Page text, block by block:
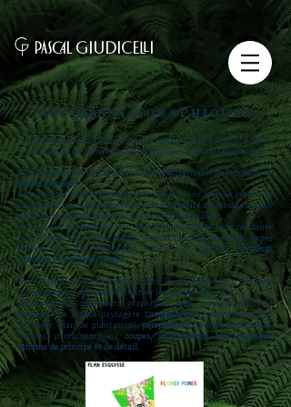
PASCAL GIUDICELLI
DOCUMENTS GRAPHIQUES
«Le dessin est une lutte entre la nature et l'artiste. Il ne s'agit
pas pour lui de copier, mais d'interpréter. »Charles Baudelaire
L’illustration fait partie d'une étape indispensable au processus de
projet paysager.
Loin de tous visuels formatés, identiques, sans âme, je préfère le
dessin à la main qui apporte plus de sensibilité au rendu et laisse
place à une part de magie, de poésie et d’imaginaire.
Je travaille uniquement avec mes crayons que je peux combiner
avec Illustrator et Photoshop. Néanmoins pour un rendu hyper
réaliste (ou plus technique), j’utilise les logicielsSketchup,
Autocad et Artlantis studio.
Mon travail est destiné autant pour les professionnels, que pour
les particuliers souhaitant illustrer leur projet de jardin.
De nombreux documents graphiques sont proposés selon la
nécessité de l’étude paysagère:Cartographies(plan masse, plan
paysager, plan de plantation), perspectives(croquis d’ambiance,
dessins, photomontages),coupes, axonométrie, bloc paysager,
schéma de principe et de détail.